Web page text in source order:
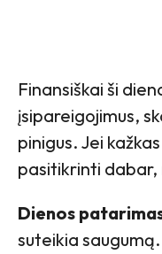
Finansiškai ši
įsipareigojimus,
pinigus. Jei
pasitikrinti dabar,
Dienos
suteikia